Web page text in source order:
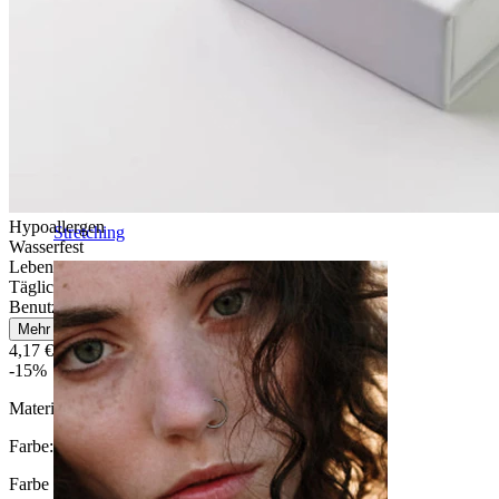
Stretching
Hypoallergen
Wasserfest
Lebenslange Haltbarkeit
Tägliches Tragen
Benutzerfreundlich
Mehr lesen
4,17 €4,90 €
-15%
Material:
Silikon
Farbe:
Farbe auswählen